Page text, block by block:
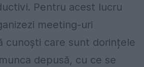
Pentru acest lucru
meeting-uri
cunoști care sunt dorințele
depusă, cu ce se